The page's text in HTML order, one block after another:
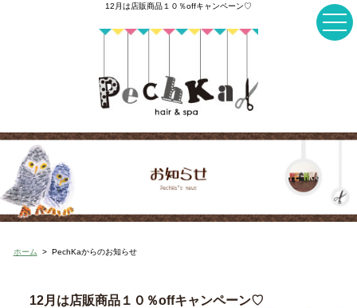
12月は店販商品１０％offキャンペーン♡
ホーム > PechKaからのお知らせ
12月は店販商品１０％offキャンペーン♡